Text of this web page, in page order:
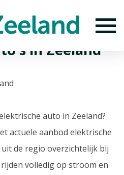
in Zeeland
auto in Zeeland?
actuele aanbod elektrische
de regio overzichtelijk bij
volledig op stroom en